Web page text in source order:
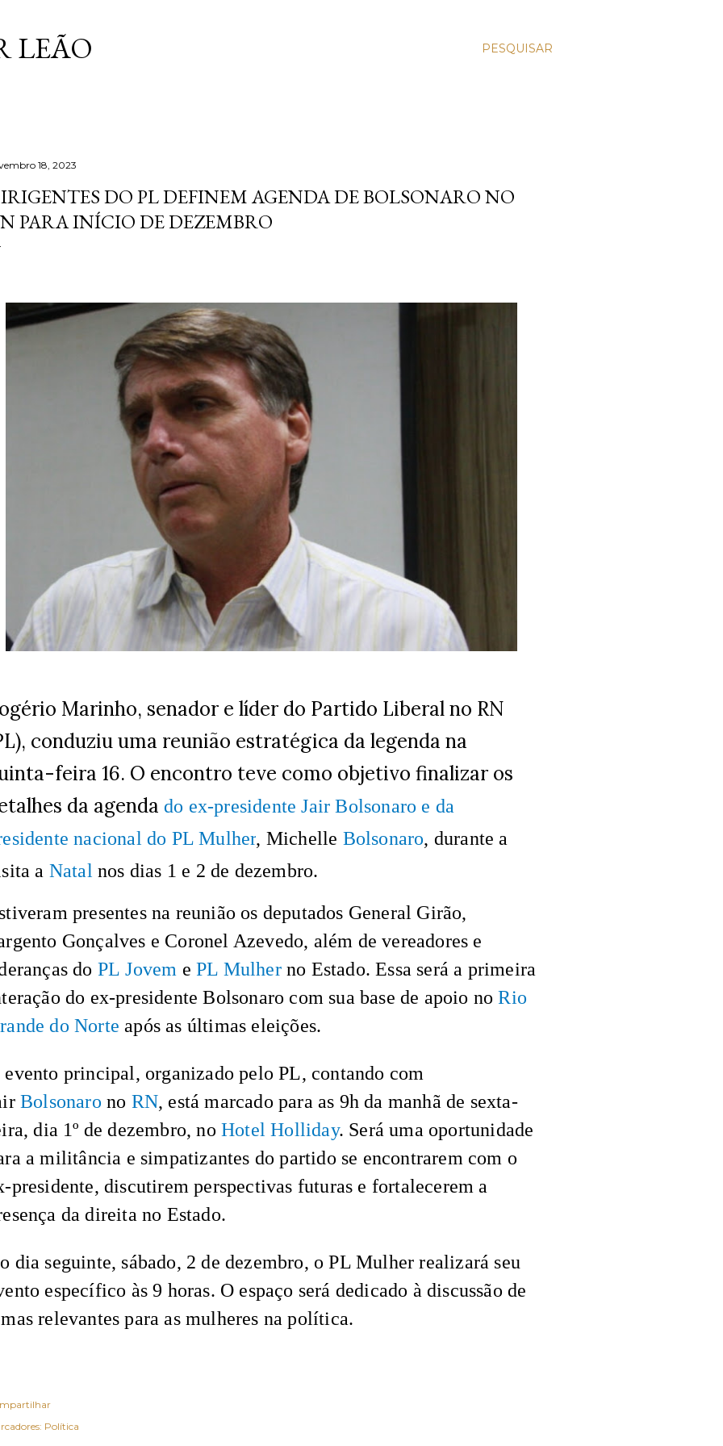
PESQUISAR
LEÃO
18, 2023
DO PL DEFINEM AGENDA DE BOLSONARO NO
PARA INÍCIO DE DEZEMBRO
Marinho, senador e líder do Partido Liberal no RN
conduziu uma reunião estratégica da legenda na
feira 16. O encontro teve como objetivo finalizar os
da agenda do ex-presidente Jair Bolsonaro e da
nacional do PL Mulher, Michelle Bolsonaro, durante a
a Natal nos dias 1 e 2 de dezembro.
presentes na reunião os deputados General Girão,
Gonçalves e Coronel Azevedo, além de vereadores e
do PL Jovem ePL Mulherno Estado. Essa será a primeira
do ex-presidente Bolsonaro com sua base de apoio noRio
do Norte após as últimas eleições.
evento principal, organizado pelo PL, contando com
Bolsonaro no RN, está marcado para as 9h da manhã de sexta-
dia 1º de dezembro, no Hotel Holliday. Será uma oportunidade
a militância e simpatizantes do partido se encontrarem com o
presidente, discutirem perspectivas futuras e fortalecerem a
da direita no Estado.
dia seguinte, sábado, 2 de dezembro, o PL Mulher realizará seu
específico às 9 horas. O espaço será dedicado à discussão de
relevantes para as mulheres na política.
Política